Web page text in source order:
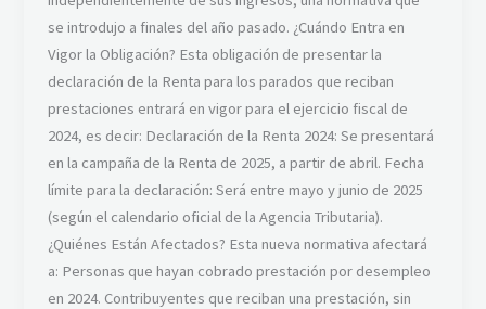
se introdujo a finales del año pasado. ¿Cuándo Entra en
Vigor la Obligación? Esta obligación de presentar la
declaración de la Renta para los parados que reciban
prestaciones entrará en vigor para el ejercicio fiscal de
2024, es decir: Declaración de la Renta 2024: Se presentará
en la campaña de la Renta de 2025, a partir de abril. Fecha
límite para la declaración: Será entre mayo y junio de 2025
(según el calendario oficial de la Agencia Tributaria).
¿Quiénes Están Afectados? Esta nueva normativa afectará
a: Personas que hayan cobrado prestación por desempleo
en 2024. Contribuyentes que reciban una prestación, sin